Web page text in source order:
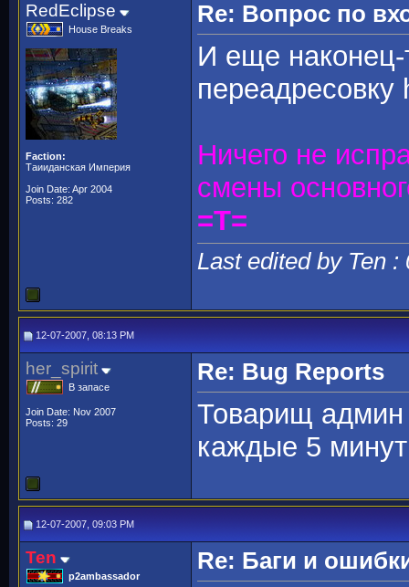
RedEclipse
House Breaks
Faction:
Таииданская Империя
Join Date: Apr 2004
Posts: 282
Re: Вопрос по
И еще
Ничего не
смены
=T=
Last edited by Ten
12-07-2007, 08:13 PM
her_spirit
В запасе
Join Date: Nov 2007
Posts: 29
Re: Bug Reports
Товарищ админ
каждые 5
12-07-2007, 09:03 PM
Ten
p2ambassador
Re: Баги и